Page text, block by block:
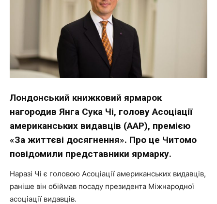
Лондонський книжковий ярмарок
нагородив Янга Сука Чі, голову Асоціації
американських видавців (AAP), премією
«За життєві досягнення». Про це Читомо
повідомили представники ярмарку.
Наразі Чі є головою Асоціації американських видавців,
раніше він обіймав посаду президента Міжнародної
асоціації видавців.